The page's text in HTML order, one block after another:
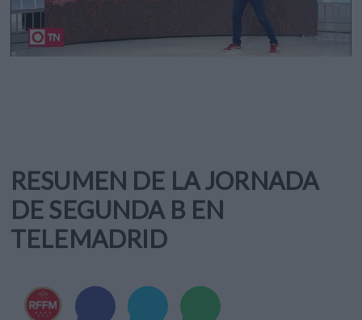
RESUMEN DE LA JORNADA
DE SEGUNDA B EN
TELEMADRID